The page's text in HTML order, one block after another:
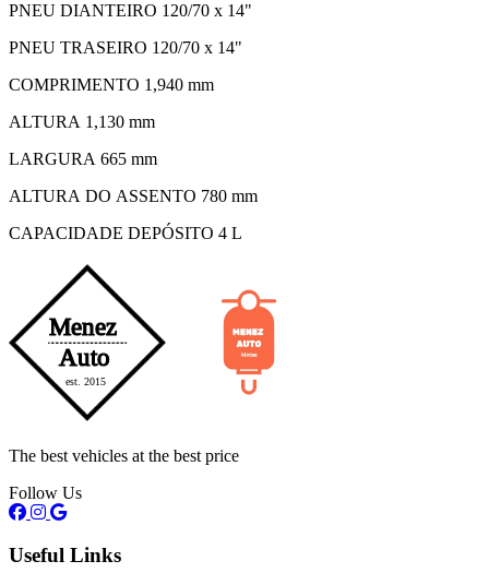
PNEU DIANTEIRO 120/70 x 14"
PNEU TRASEIRO 120/70 x 14"
COMPRIMENTO 1,940 mm
ALTURA 1,130 mm
LARGURA 665 mm
ALTURA DO ASSENTO 780 mm
CAPACIDADE DEPÓSITO 4 L
The best vehicles at the best price
Follow Us
Useful Links